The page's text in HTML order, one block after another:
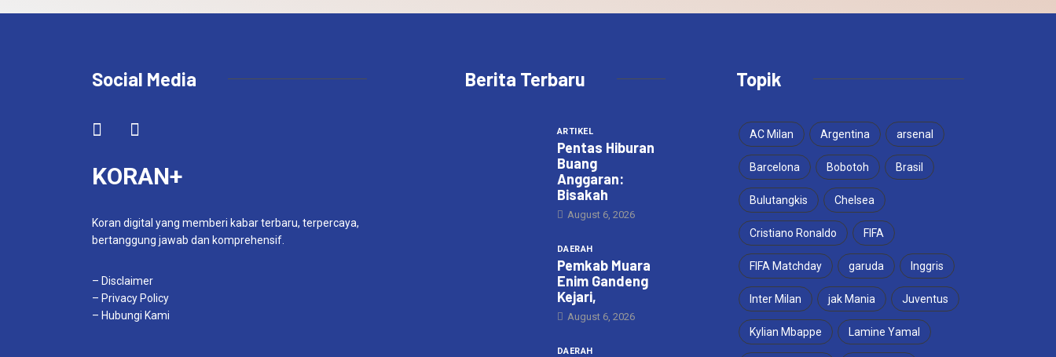
Social Media
KORAN+
Koran digital yang memberi kabar terbaru, terpercaya,
bertanggung jawab dan komprehensif.
– Disclaimer
– Privacy Policy
– Hubungi Kami
Berita Terbaru
ARTIKEL
Pentas Hiburan
Buang
Anggaran:
Bisakah
August 6, 2026
DAERAH
Pemkab Muara
Enim Gandeng
Kejari,
August 6, 2026
DAERAH
Topik
AC Milan Argentina arsenal
Barcelona Bobotoh Brasil
Bulutangkis Chelsea
Cristiano Ronaldo FIFA
FIFA Matchday garuda Inggris
Inter Milan jak Mania Juventus
Kylian Mbappe Lamine Yamal